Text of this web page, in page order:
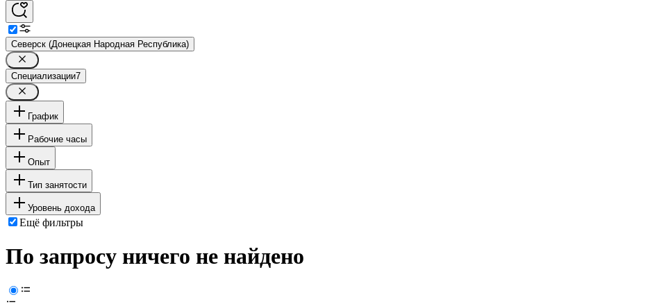
Северск (Донецкая Народная Республика)
Специализации7
График
Рабочие часы
Опыт
Тип занятости
Уровень дохода
Ещё фильтры
По запросу ничего не найдено